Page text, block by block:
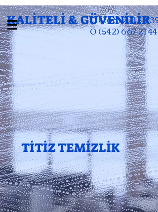
0 (266) 221 52 39
0 (542) 667 21 44
KALİTELİ & GÜVENİLİR
TİTİZ TEMİZLİK